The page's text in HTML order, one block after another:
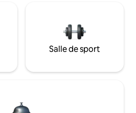
Salle de sport